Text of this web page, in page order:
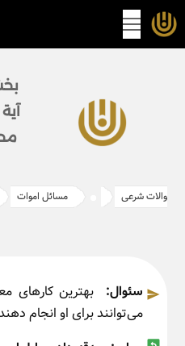
پرش
سوالات شرعی مسائل اموات
سئوال: بهترین کارهای
می‌توانند برای او انجام